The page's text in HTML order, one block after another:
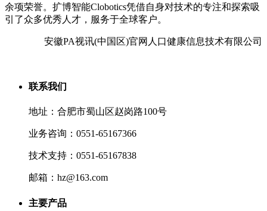
余项荣誉。扩博智能Clobotics凭借自身对技术的专注和探索吸
引了众多优秀人才，服务于全球客户。
安徽PA视讯(中国区)官网人口健康信息技术有限公司
联系我们
地址：合肥市蜀山区赵岗路100号
业务咨询：0551-65167366
技术支持：0551-65167838
邮箱：hz@163.com
主要产品